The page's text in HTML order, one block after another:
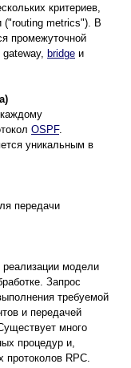
критериев,
("routing metrics"). В
промежуточной
bridge и
OSPF.
уникальным в
передачи
реализации модели
Запрос
требуемой
и передачей
много
процедур и,
протоколов RPC.